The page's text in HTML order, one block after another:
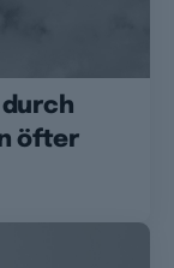
durch
öfter